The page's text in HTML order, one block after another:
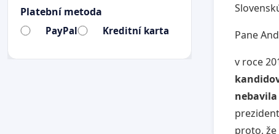
Pane
v roce
proto,
Platební metoda
PayPal Kreditní karta